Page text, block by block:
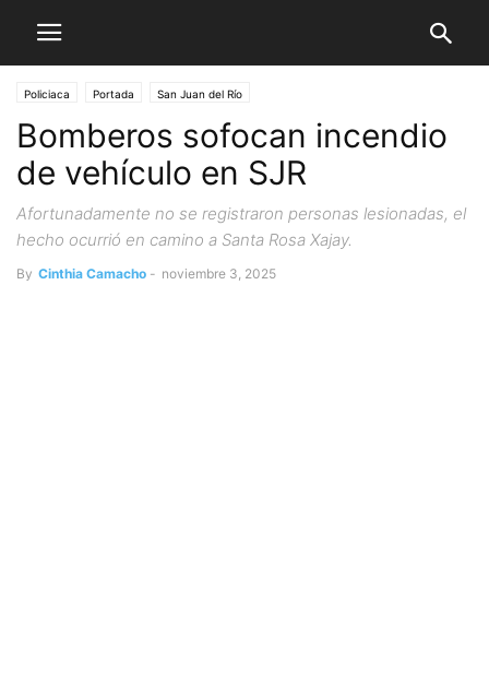
Policiaca Portada San Juan del Río
Bomberos sofocan incendio
de vehículo en SJR
Afortunadamente no se registraron personas lesionadas, el
hecho ocurrió en camino a Santa Rosa Xajay.
By Cinthia Camacho - noviembre 3, 2025